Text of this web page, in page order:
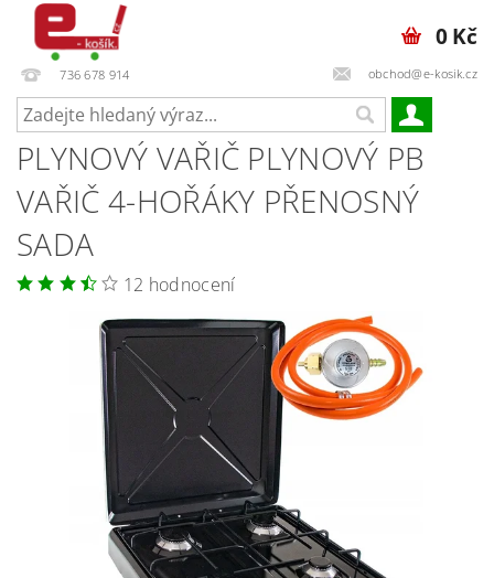
736 678 914 obchod@e-kosik.cz
0 Kč
PLYNOVÝ VAŘIČ PLYNOVÝ PB
VAŘIČ 4-HOŘÁKY PŘENOSNÝ
SADA
12 hodnocení